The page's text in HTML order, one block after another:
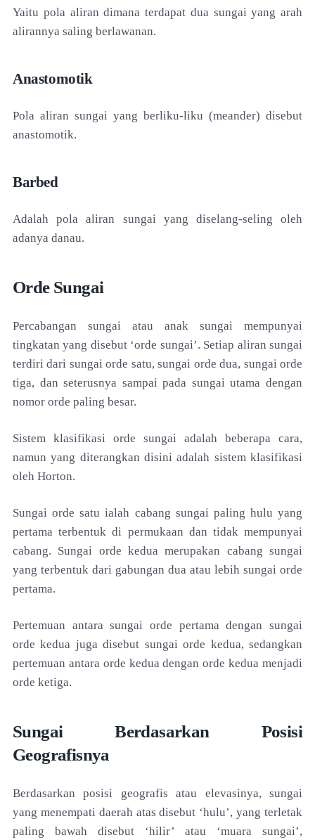
Yaitu pola aliran dimana terdapat dua sungai yang arah
alirannya saling berlawanan.
Anastomotik
Pola aliran sungai yang berliku-liku (meander) disebut
anastomotik.
Barbed
Adalah pola aliran sungai yang diselang-seling oleh
adanya danau.
Orde Sungai
Percabangan sungai atau anak sungai mempunyai
tingkatan yang disebut ‘orde sungai’. Setiap aliran sungai
terdiri dari sungai orde satu, sungai orde dua, sungai orde
tiga, dan seterusnya sampai pada sungai utama dengan
nomor orde paling besar.
Sistem klasifikasi orde sungai adalah beberapa cara,
namun yang diterangkan disini adalah sistem klasifikasi
oleh Horton.
Sungai orde satu ialah cabang sungai paling hulu yang
pertama terbentuk di permukaan dan tidak mempunyai
cabang. Sungai orde kedua merupakan cabang sungai
yang terbentuk dari gabungan dua atau lebih sungai orde
pertama.
Pertemuan antara sungai orde pertama dengan sungai
orde kedua juga disebut sungai orde kedua, sedangkan
pertemuan antara orde kedua dengan orde kedua menjadi
orde ketiga.
Sungai Berdasarkan Posisi
Geografisnya
Berdasarkan posisi geografis atau elevasinya, sungai
yang menempati daerah atas disebut ‘hulu’, yang terletak
paling bawah disebut ‘hilir’ atau ‘muara sungai’,